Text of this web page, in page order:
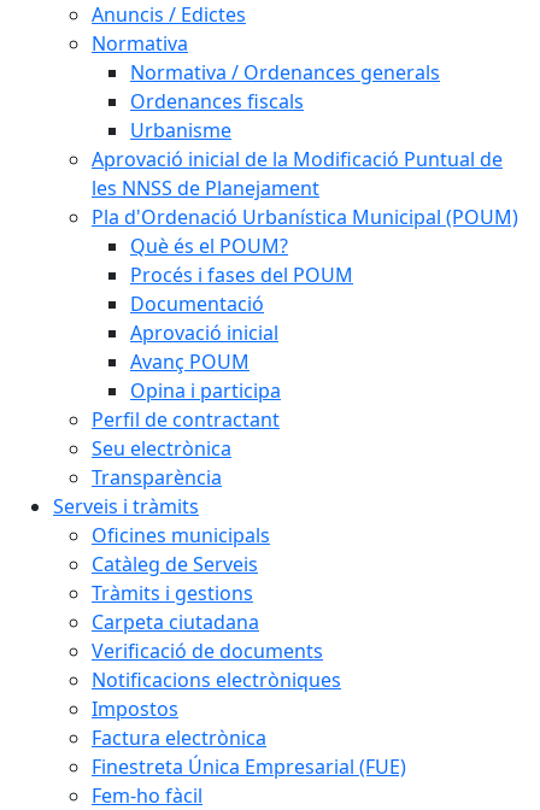
Anuncis / Edictes
Normativa
Normativa / Ordenances generals
Ordenances fiscals
Urbanisme
Aprovació inicial de la Modificació Puntual de
les NNSS de Planejament
Pla d'Ordenació Urbanística Municipal (POUM)
Què és el POUM?
Procés i fases del POUM
Documentació
Aprovació inicial
Avanç POUM
Opina i participa
Perfil de contractant
Seu electrònica
Transparència
Serveis i tràmits
Oficines municipals
Catàleg de Serveis
Tràmits i gestions
Carpeta ciutadana
Verificació de documents
Notificacions electròniques
Impostos
Factura electrònica
Finestreta Única Empresarial (FUE)
Fem-ho fàcil